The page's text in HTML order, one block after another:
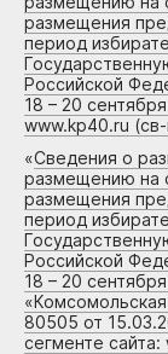
размещения
период
Российской
18 – 20
www.kp40.ru
«Сведения о
размещению на
размещения
период
Российской
18 – 20
80505 от
сегменте сайта: